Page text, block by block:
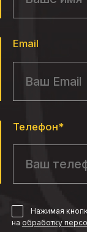
Email
Телефон*
Нажимая
на обработку